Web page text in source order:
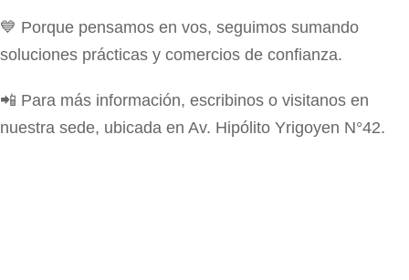
💙 Porque pensamos en vos, seguimos sumando
soluciones prácticas y comercios de confianza.
📲 Para más información, escribinos o visitanos en
nuestra sede, ubicada en Av. Hipólito Yrigoyen N°42.